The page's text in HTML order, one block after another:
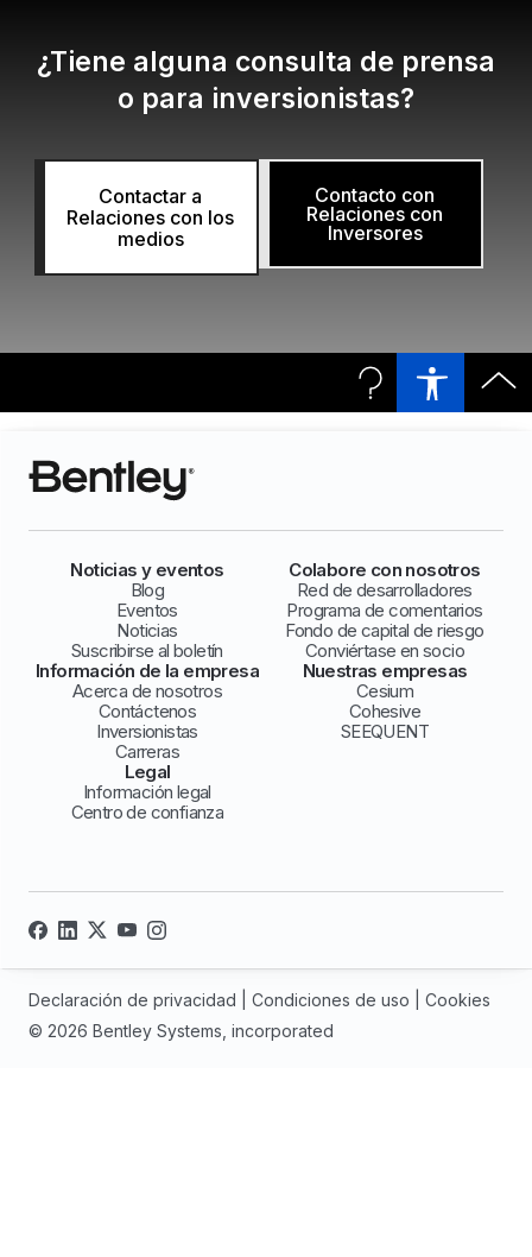
¿Tiene alguna consulta de prensa
o para inversionistas?
Contactar a
Relaciones con los
medios
Contacto con
Relaciones con
Inversores
Noticias y eventos
Blog
Eventos
Noticias
Suscribirse al boletín
Colabore con nosotros
Red de desarrolladores
Programa de comentarios
Fondo de capital de riesgo
Conviértase en socio
Información de la empresa
Acerca de nosotros
Contáctenos
Inversionistas
Carreras
Nuestras empresas
Cesium
Cohesive
SEEQUENT
Legal
Información legal
Centro de confianza
© 2026 Bentley Systems, incorporated
Declaración de privacidad Condiciones de uso Cookies